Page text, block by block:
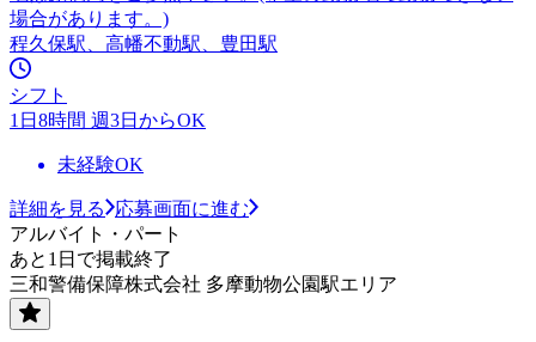
場合があります。)
程久保駅、高幡不動駅、豊田駅
シフト
1日8時間 週3日からOK
未経験OK
詳細を見る
応募画面に進む
アルバイト・パート
あと1日で掲載終了
三和警備保障株式会社 多摩動物公園駅エリア